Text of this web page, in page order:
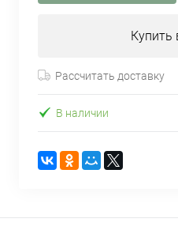
Купить
Рассчитать доставку
В наличии